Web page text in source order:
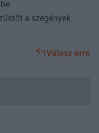
a szegények
Válasz erre